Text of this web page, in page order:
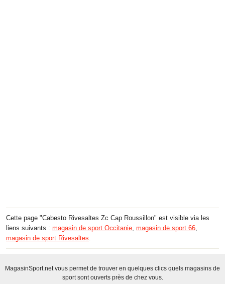
Cette page "Cabesto Rivesaltes Zc Cap Roussillon" est visible via les
liens suivants : magasin de sport Occitanie, magasin de sport 66,
magasin de sport Rivesaltes.
MagasinSport.net vous permet de trouver en quelques clics quels magasins de
sport sont ouverts près de chez vous.